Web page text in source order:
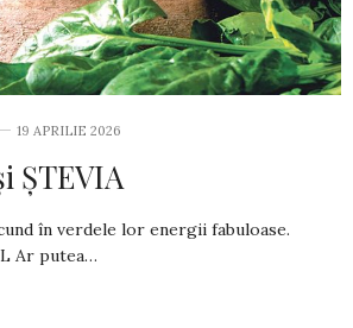
19 APRILIE 2026
ȘTEVIA
în verdele lor energii fabuloase.
Ar putea…